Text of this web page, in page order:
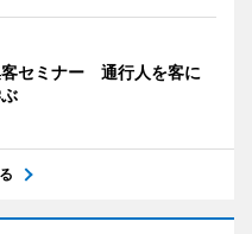
セミナー 通行人を客に